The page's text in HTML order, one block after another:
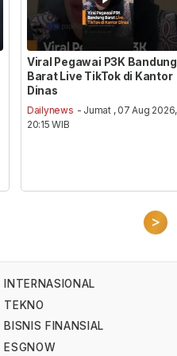
Viral Pegawai P3K Bandung
Barat Live TikTok di Kantor
Dinas
Dailynews - Jumat , 07 Aug 2026,
20:15 WIB
>
INTERNASIONAL
TEKNO
BISNIS FINANSIAL
ESGNOW